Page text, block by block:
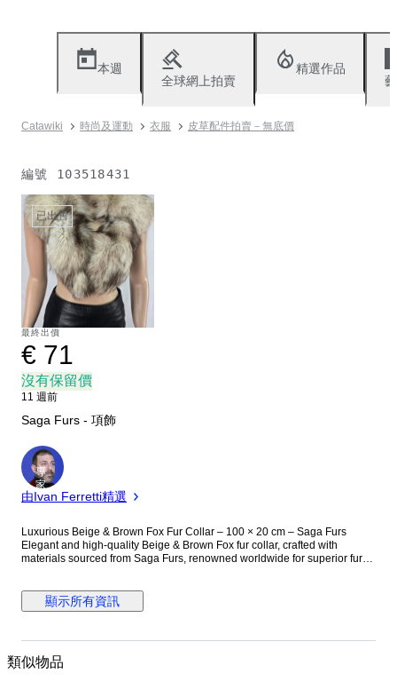
本週
全球網上拍賣
精選作品
Catawiki 時尚及運動 衣服 皮草配件拍賣－無底價
編號 103518431
已出售
最終出價
€ 71
沒有保留價
11 週前
Saga Furs - 項飾
專
家
由Ivan Ferretti精選
Luxurious Beige & Brown Fox Fur Collar – 100 × 20 cm – Saga Furs
Elegant and high-quality Beige & Brown Fox fur collar, crafted with
materials sourced from Saga Furs, renowned worldwide for superior fur
timeless look. Dimensions: 100 × 20 cm Material: 100% genuine Fox fur
Colour: Beige & Brown* Condition: Brand new, unused – from the original
accessory that adds elegance and natural contrast to coats and
or FedEx. *Colour may appear slightly different depending on lighting and
顯示所有資訊
類似物品